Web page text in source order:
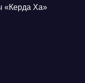
«Керда Ха»